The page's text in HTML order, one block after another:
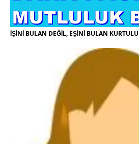
İŞİNİ BULAN DEĞİL, EŞİNİ BULAN